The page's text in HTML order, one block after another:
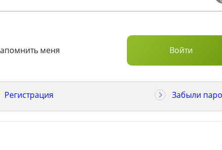
меня
Регистрация Забыли